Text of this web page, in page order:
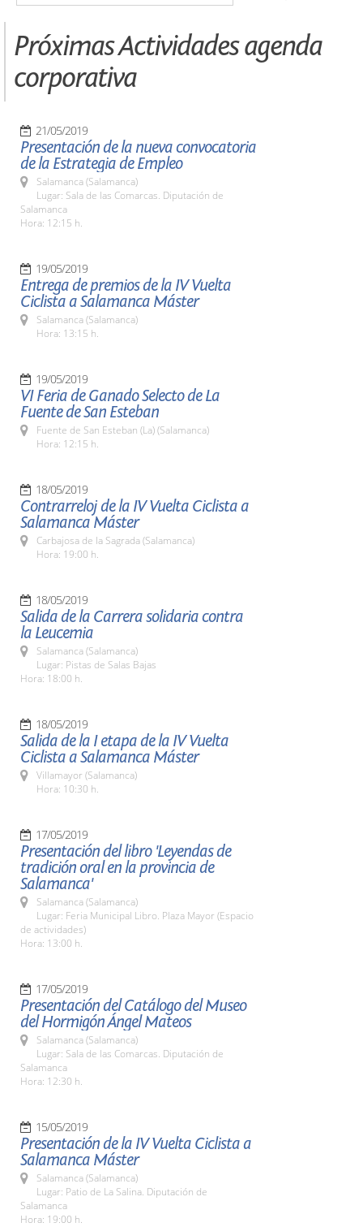
Próximas Actividades agenda
corporativa
21/05/2019
Presentación de la nueva convocatoria
de la Estrategia de Empleo
Salamanca (Salamanca)
Lugar: Sala de las Comarcas. Diputación de
Salamanca
Hora: 12:15 h.
19/05/2019
Entrega de premios de la IV Vuelta
Ciclista a Salamanca Máster
Salamanca (Salamanca)
Hora: 13:15 h.
19/05/2019
VI Feria de Ganado Selecto de La
Fuente de San Esteban
Fuente de San Esteban (La) (Salamanca)
Hora: 12:15 h.
18/05/2019
Contrarreloj de la IV Vuelta Ciclista a
Salamanca Máster
Carbajosa de la Sagrada (Salamanca)
Hora: 19:00 h.
18/05/2019
Salida de la Carrera solidaria contra
la Leucemia
Salamanca (Salamanca)
Lugar: Pistas de Salas Bajas
Hora: 18:00 h.
18/05/2019
Salida de la I etapa de la IV Vuelta
Ciclista a Salamanca Máster
Villamayor (Salamanca)
Hora: 10:30 h.
17/05/2019
Presentación del libro 'Leyendas de
tradición oral en la provincia de
Salamanca'
Salamanca (Salamanca)
Lugar: Feria Municipal Libro. Plaza Mayor (Espacio
de actividades)
Hora: 13:00 h.
17/05/2019
Presentación del Catálogo del Museo
del Hormigón Ángel Mateos
Salamanca (Salamanca)
Lugar: Sala de las Comarcas. Diputación de
Salamanca
Hora: 12:30 h.
15/05/2019
Presentación de la IV Vuelta Ciclista a
Salamanca Máster
Salamanca (Salamanca)
Lugar: Patio de La Salina. Diputación de
Salamanca
Hora: 19:00 h.